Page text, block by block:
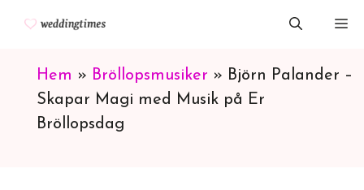
Hem » Bröllopsmusiker » Björn Palander –
Skapar Magi med Musik på Er
Bröllopsdag